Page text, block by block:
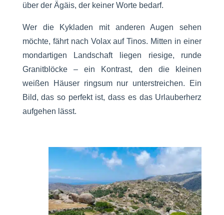
über der Ägäis, der keiner Worte bedarf.
Wer die Kykladen mit anderen Augen sehen
möchte, fährt nach Volax auf Tinos. Mitten in einer
mondartigen Landschaft liegen riesige, runde
Granitblöcke – ein Kontrast, den die kleinen
weißen Häuser ringsum nur unterstreichen. Ein
Bild, das so perfekt ist, dass es das Urlauberherz
aufgehen lässt.